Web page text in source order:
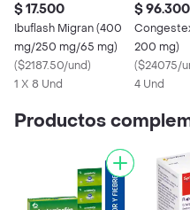
$ 17.500
Ibuflash Migran (400
mg/250 mg/65 mg)
($2187.50/und)
1 X 8 Und
$ 96.300
200 mg)
($24075/
4 Und
Productos